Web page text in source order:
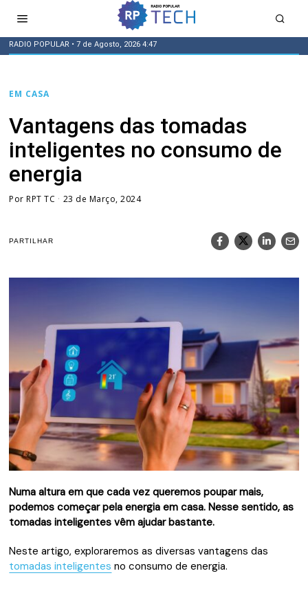
RADIO POPULAR • 7 de Agosto, 2026 4:47
EM CASA
Vantagens das tomadas
inteligentes no consumo de
energia
PorRPT TC 23 de Março, 2024
PARTILHAR
Numa altura em que cada vez queremos poupar mais,
podemos começar pela energia em casa. Nesse sentido, as
tomadas inteligentes vêm ajudar bastante.
Neste artigo, exploraremos as diversas vantagens das
tomadas inteligentes no consumo de energia.